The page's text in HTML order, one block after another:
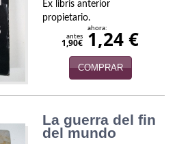
Ex libris anterior
propietario.
antes
1,90€
ahora:
1,24 €
COMPRAR
La guerra del fin
del mundo